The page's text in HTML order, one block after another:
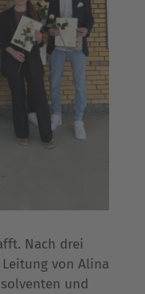
Nach drei
von Alina
und